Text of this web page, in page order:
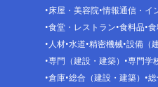
床屋・美容院 情報通信・イ
食堂・レストラン 食料品
人材 水道 精密機械 設備（
専門（建設・建築）
専門学
倉庫 総合（建設・建築）